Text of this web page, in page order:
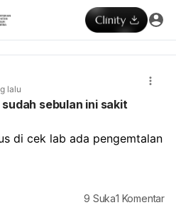
lalu
sudah sebulan ini sakit
di cek lab ada pengemtalan
9 Suka1 Komentar